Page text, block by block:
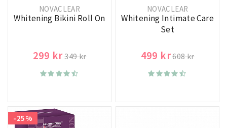
NOVACLEAR
Whitening Bikini Roll On
299 kr349 kr
NOVACLEAR
Whitening Intimate Care
Set
499 kr608 kr
-25%